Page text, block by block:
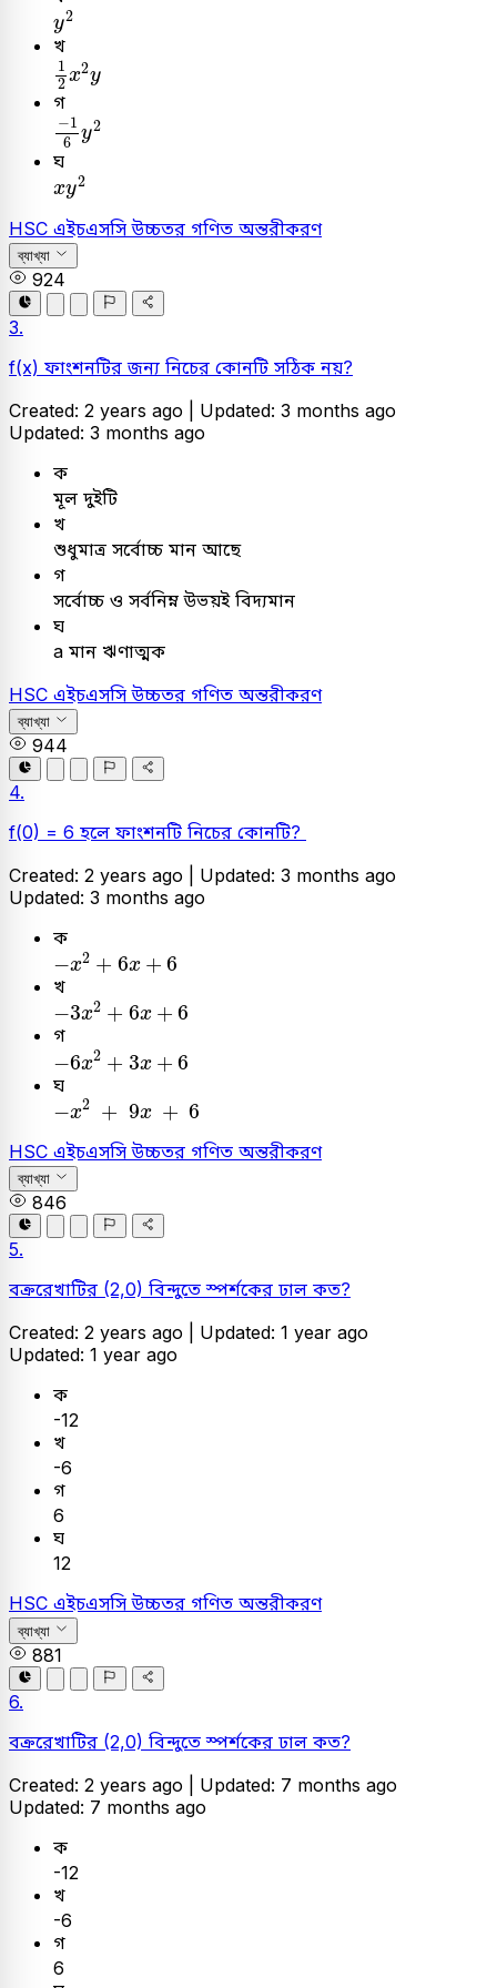
y2
y2
খ
1
2 x2y
12 x
গ
−1
6 y2
-16 y2
ঘ
xy2
x 2
HSC এইচএসসিউচ্চতর গণিত অন্তরীকরণ
ব্যাখ্যা
924
3.
f(x) ফাংশনটির জন্য নিচের কোনটি সঠিক নয়?
Created: 2 years ago | Updated: 3 months ago
Updated: 3 months ago
ক
মূল দুইটি
খ
শুধুমাত্র সর্বোচ্চ মান আছে
গ
সর্বোচ্চ ও সর্বনিম্ন উভয়ই বিদ্যমান
ঘ
a মান ঋণাত্মক
HSC এইচএসসিউচ্চতর গণিত অন্তরীকরণ
ব্যাখ্যা
944
4.
f(0) = 6 হলে ফাংশনটি নিচের কোনটি?
Created: 2 years ago | Updated: 3 months ago
Updated: 3 months ago
ক
−x2 + 6x + 6
- 2+ 6 x 6
খ
−3x2 + 6x + 6
-3x 2 + 6x 6
গ
−6x2 + 3x + 6
6x 2 + 3x 6
ঘ
−x2 + 9x + 6
-x 2 x 6
HSC এইচএসসিউচ্চতর গণিত অন্তরীকরণ
ব্যাখ্যা
846
5.
বক্ররেখাটির (2,0) বিন্দুতে স্পর্শকের ঢাল কত?
Created: 2 years ago | Updated: 1 year ago
Updated: 1 year ago
ক
-12
খ
-6
গ
6
ঘ
12
HSC এইচএসসিউচ্চতর গণিত অন্তরীকরণ
ব্যাখ্যা
881
6.
বক্ররেখাটির (2,0) বিন্দুতে স্পর্শকের ঢাল কত?
Created: 2 years ago | Updated: 7 months ago
Updated: 7 months ago
ক
-12
খ
-6
গ
6